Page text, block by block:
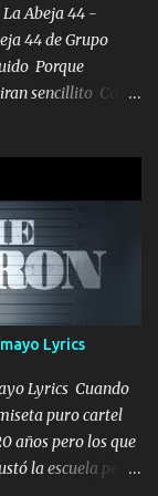
Es el DOS de
Abeja 44 -
44 de Grupo
Porque
sencillito Con
ya van sonando
mente y
como empezamos
y bajas La carreta
cosas Y
Hay que
es...
Lyrics
Lyrics Cuando
puro cartel
años pero los que
la escuela pero